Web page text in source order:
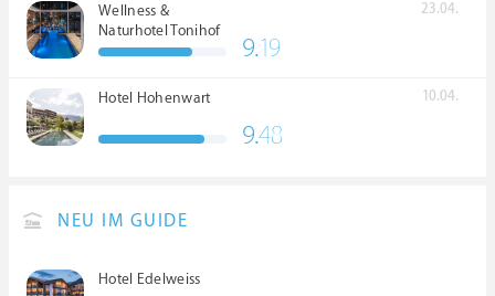
Wellness &
Naturhotel Tonihof
****S
23.04.
9.19
Hotel Hohenwart 10.04.
9.48
NEU IM GUIDE
Hotel Edelweiss